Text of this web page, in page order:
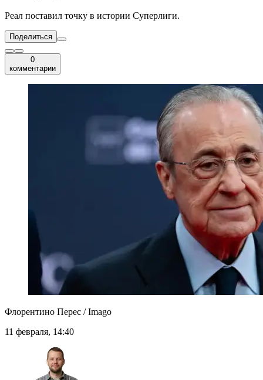
Реал поставил точку в истории Суперлиги.
Поделиться
0
комментарии
Флорентино Перес / Imago
11 февраля, 14:40